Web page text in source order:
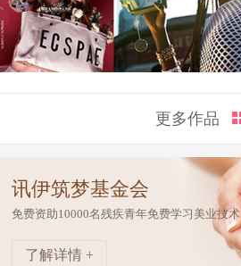
更多作品
讯伊筑梦基金会
免费资助10000名残疾青年免费学习美业技术
了解详情 +